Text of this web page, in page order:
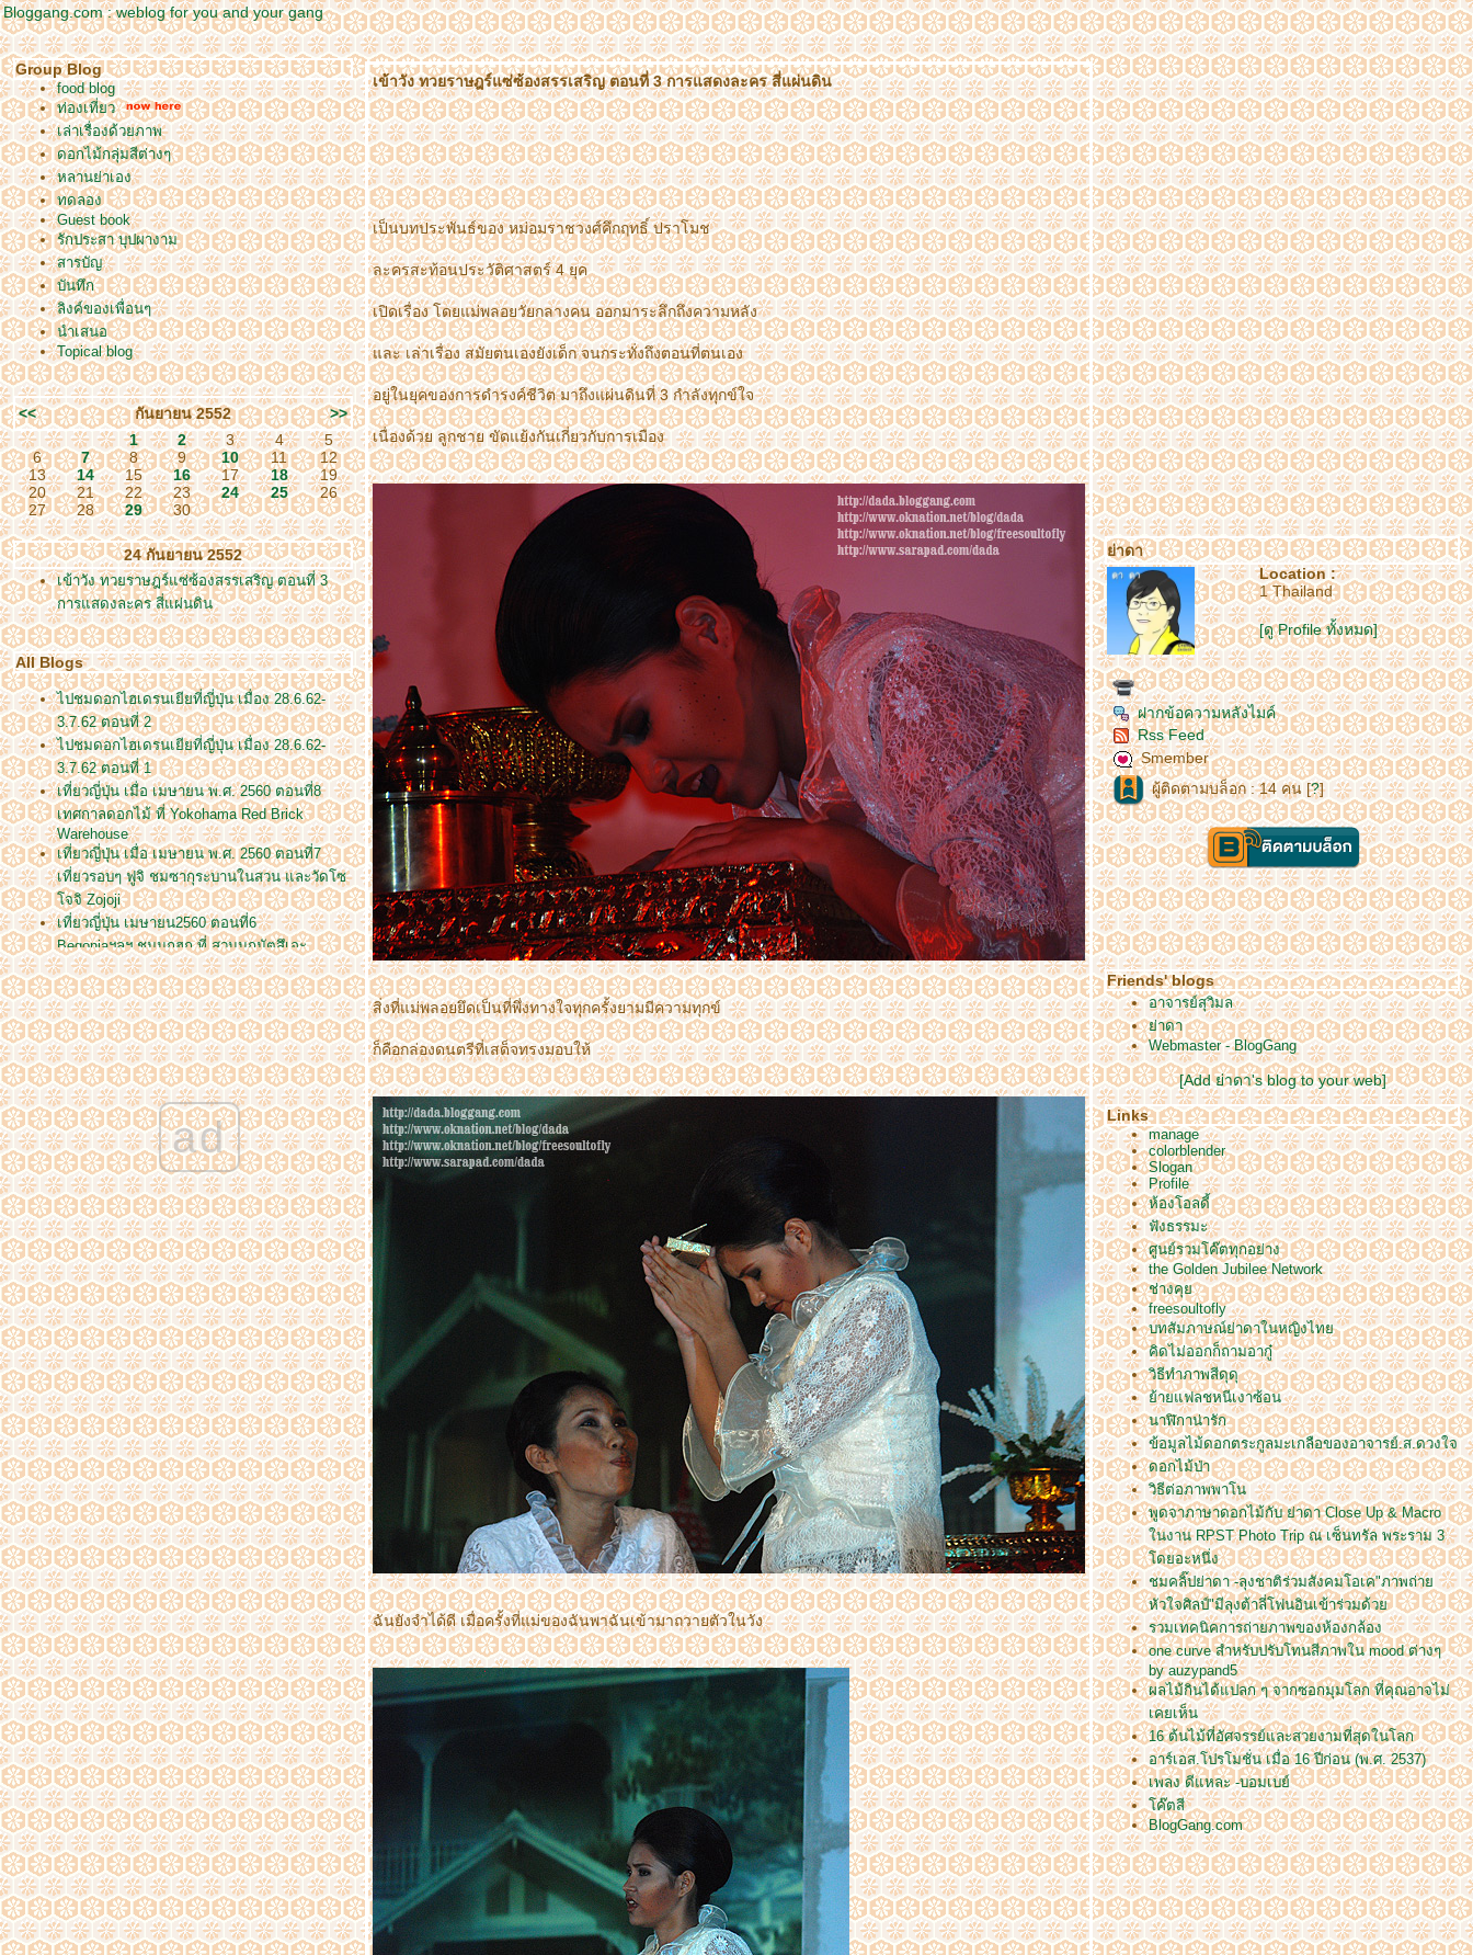
Bloggang.com : weblog for you and your gang
Group Blog
food blog
ท่องเที่ยว
เล่าเรื่องด้วยภาพ
ดอกไม้กลุ่มสีต่างๆ
หลานย่าเอง
ทดลอง
Guest book
รักประสา บุปผางาม
สารบัญ
บันทึก
ลิงค์ของเพื่อนๆ
นำเสนอ
Topical blog
<< กันยายน 2552
>>
1
2 3 4
5
6
7 8 9 10 11
12
13
14 15 16 17 18
19
20
21 22 23 24 25
26
27
28 29 30
24 กันยายน 2552
เข้าวัง ทวยราษฎร์แซ่ซ้องสรรเสริญ ตอนที่ 3
การแสดงละคร สี่แผ่นดิน
All Blogs
ไปชมดอกไฮเดรนเยียที่ญี่ปุ่น เมื่อง 28.6.62-
3.7.62 ตอนที่ 2
ไปชมดอกไฮเดรนเยียที่ญี่ปุ่น เมื่อง 28.6.62-
3.7.62 ตอนที่ 1
เที่ยวญี่ปุ่น เมื่อ เมษายน พ.ศ. 2560 ตอนที่8
เทศกาลดอกไม้ ที่ Yokohama Red Brick
Warehouse
เที่ยวญี่ปุ่น เมื่อ เมษายน พ.ศ. 2560 ตอนที่7
เที่ยวรอบๆ ฟูจิ ชมซากุระบานในสวน และวัดโซ
จจิ Zojoji
เที่ยวญี่ปุ่น เมษายน2560 ตอนที่6
Begoniaฯลฯ,ชมนกฮูก ที่ สวนนกมัตสึเอะ
Matsue Vogel Park
เที่ยวญี่ปุ่น เมื่อ เมษายน พ.ศ. 2560 ตอนที่ 5
Bird show at สวนนกมัตสึเอะ Matsue Vogel
Park
เที่ยวญี่ปุ่น เมื่อเดือน เมษายน พ.ศ. 2560 ตอนที่
3 ชมซากุระริมน้ำ,เที่ยวเมืองโบราณ
Central Chinesr New Year 2018
เที่ยวญี่ปุ่น เมื่อเดือน เมษายน พ.ศ. 2560 ตอนที่
1
ประมวลภาพจากงาน Bangkok Comic Con
2016 ที่ไบเทคบางนา เมื่อ 29 เม.ย. - 1 พ.ค. 59
ทริบอุดร-หนองคาย ตอนที่ 6 ทะเลหมอกที่ภูห้ว
อีสัน,ลองเรือชมแม่น้ำโขง
ทริบอุดร-หนองคาย ตอนที่ 5 ความไม่ธรรมดา
ของ ศาลาแก้วกู่ มุมมองนอกตำราที่คาดไม่ถึง
ทริบอุดร-หนองคาย ตอนที่ 4 วัดโพธิ์ชัย วัด
อารามหลวง จ.หนองคา
ทริบอุดร-หนองคาย ตอนที่ 3 ภูฝอยลม เรียลลิตี้
ทริบอุดร-หนองคาย ตอนที่2 หลุมขุดค้นทาง
บราณคดี,ศูนย์จำหน่ายสินค้าบ้านเชียง
ทริบอุดร-หนองคาย ตอนที่1 ทะเลบัวแดงที่ดอน
คง
เปิดอย่างเป็นทางการแล้ว วันนี้(27.1.2559) สวน
สาธารณะบึงหนองบอน
ตลาด บอง มาร์เช่ Bonmarche Market Park
ตลาดเดินสะดวกสำหรับผู้สูงอายุ กับกิจกรรมวัน
เด็กที่ผ่านมา
ไหว้เจ้าขอพรปีใหม่ ตอนที่ 2 วัดขุนด่านเจ้าพ่อ
เสือ,ศาลหลักเมือง
ไหว้เจ้าขอพรปีใหม่ ตอนที่ 1 วัดมังกรกมลา
วาช(วัดเล่งเน่ยยี่)
ทัวร์พม่า 9-12 สิงหาคม 2555 ตอนที่5,วัดพระ
เขี้ยวแก้ว
ประมวลภาพจากมินิคอนเสิร์ตของ 3 หนุ่ม'The
Voice of BKK' Concert by Bombay Kong K
AF9
สงกรานต์ 2556
ทัวร์พม่า 9-12 สิงหาคม 2555 ตอนที่4,ชมช้าง
เผือก,วัดพระหินอ่อน
ภาพย้อนอดีต ที่พิมา
สุขสันต์วันปีใหม่ 2556 Happy new year 2013
ร่วมเทิดพระเกียรติ พระบาทสมเด็จ
พระเจ้าอยู่หัว กับเพรสเซอร์เวชั่น ฮอลล์ แจ๊ส
บนด์
ทริป จันทบุรี ตอนที่1 สถานแสดงพันธุ์สัตว์น้ำ
ad
เข้าวัง ทวยราษฎร์แซ่ซ้องสรรเสริญ ตอนที่ 3 การแสดงละคร สี่แผ่นดิน
เป็นบทประพันธ์ของ หม่อมราชวงศ์คึกฤทธิ์ ปราโมช
ละครสะท้อนประวัติศาสตร์ 4 ยุค
เปิดเรื่อง โดยแม่พลอยวัยกลางคน ออกมาระลึกถึงความหลัง
ละ เล่าเรื่อง สมัยตนเองยังเด็ก จนกระทั่งถึงตอนที่ตนเอง
อยู่ในยุคของการดำรงค์ชีวิต มาถึงแผ่นดินที่ 3 กำลังทุกข์ใจ
เนื่องด้วย ลูกชาย ขัดแย้งกันเกี่ยวกับการเมือง
สิ่งที่แม่พลอยยึดเป็นที่พึ่งทางใจทุกครั้งยามมีความทุกข์
ก็คือกล่องดนตรีที่เสด็จทรงมอบให้
ฉันยังจำได้ดี เมื่อครั้งที่แม่ของฉันพาฉันเข้ามาถวายตัวในวัง
่าดา
Location :
1 Thailand
[ดู Profile ทั้งหมด]
ฝากข้อความหลังไมค์
Rss Feed
Smember
ผู้ติดตามบล็อก : 14 คน [?]
Friends' blogs
อาจารย์สุวิมล
่าดา
Webmaster - BlogGang
[Add ย่าดา's blog to your web]
Links
manage
colorblender
Slogan
Profile
ห้องโอลดี้
ฟังธรรมะ
ศูนย์รวมโค๊ตทุกอย่าง
the Golden Jubilee Network
ช่างคุ
freesoultofly
บทสัมภาษณ์ย่าดาในหญิงไท
คิดไม่ออกก็ถามอากู๋
วิธีทำภาพสีดุดุ
้ายแฟลชหนีเงาซ้อน
นาฬิกาน่ารัก
ข้อมูลไม้ดอกตระกูลมะเกลือของอาจารย์.ส.ดวงใจ
ดอกไม้ป่า
วิธีต่อภาพพาโน
พูดจาภาษาดอกไม้กับ ย่าดา Close Up & Macro
นงาน RPST Photo Trip ณ เซ็นทรัล พระราม 3
ดยอะหนึ่ง
ชมคลิ๊ปย่าดา -ลุงชาติร่วมสังคมโอเค"ภาพถ่า
หัวใจศิลป์"มีลุงต้าลี่โฟนอินเข้าร่วมด้ว
รวมเทคนิคการถ่ายภาพของห้องกล้อง
one curve สำหรับปรับโทนสีภาพใน mood ต่างๆ
by auzypand5
ผลไม้กินได้แปลก ๆ จากซอกมุมโลก ที่คุณอาจไม่
เคยเห็น
16 ต้นไม้ที่อัศจรรย์และสวยงามที่สุดในโลก
อาร์เอส.โปรโมชั่น เมื่อ 16 ปีก่อน (พ.ศ. 2537)
เพลง ดีแหละ -บอมเบย์
ค๊ตสี
BlogGang.com